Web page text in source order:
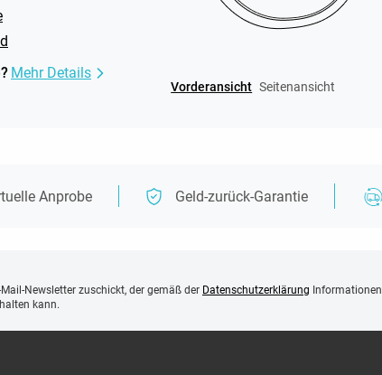
Mehr Details
Vorderansicht Seitenansicht
Anprobe Geld-zurück-Garantie
Newsletter zuschickt, der gemäß der Datenschutzerklärung Informationen
kann.